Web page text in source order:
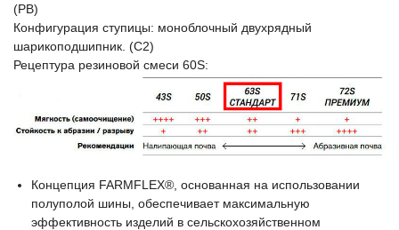
(PB)
Конфигурация ступицы: моноблочный двухрядный
шарикоподшипник. (C2)
Рецептура резиновой смеси 60S:
Концепция FARMFLEX®, основанная на использовании
полуполой шины, обеспечивает максимальную
эффективность изделий в сельскохозяйственном